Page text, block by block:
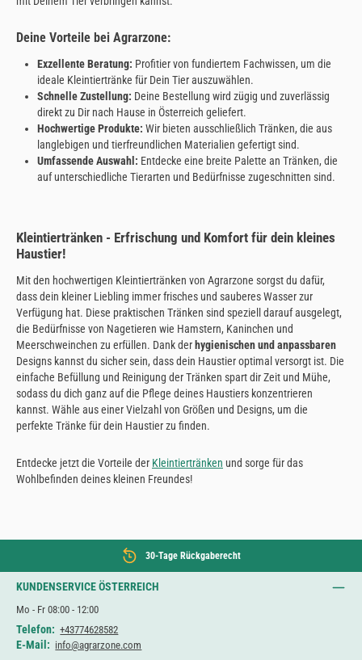
Deine Vorteile bei Agrarzone:
Exzellente Beratung: Profitier von fundiertem Fachwissen, um die
ideale Kleintiertränke für Dein Tier auszuwählen.
Schnelle Zustellung: Deine Bestellung wird zügig und zuverlässig
direkt zu Dir nach Hause in Österreich geliefert.
Hochwertige Produkte: Wir bieten ausschließlich Tränken, die aus
langlebigen und tierfreundlichen Materialien gefertigt sind.
Umfassende Auswahl: Entdecke eine breite Palette an Tränken, die
auf unterschiedliche Tierarten und Bedürfnisse zugeschnitten sind.
Kleintiertränken - Erfrischung und Komfort für dein kleines
Haustier!
Mit den hochwertigen Kleintiertränken von Agrarzone sorgst du dafür,
dass dein kleiner Liebling immer frisches und sauberes Wasser zur
Verfügung hat. Diese praktischen Tränken sind speziell darauf ausgelegt,
die Bedürfnisse von Nagetieren wie Hamstern, Kaninchen und
Meerschweinchen zu erfüllen. Dank der hygienischen und anpassbaren
Designs kannst du sicher sein, dass dein Haustier optimal versorgt ist. Die
einfache Befüllung und Reinigung der Tränken spart dir Zeit und Mühe,
sodass du dich ganz auf die Pflege deines Haustiers konzentrieren
kannst. Wähle aus einer Vielzahl von Größen und Designs, um die
perfekte Tränke für dein Haustier zu finden.
Entdecke jetzt die Vorteile der Kleintiertränken und sorge für das
Wohlbefinden deines kleinen Freundes!
30-Tage Rückgaberecht
KUNDENSERVICE ÖSTERREICH
Mo - Fr 08:00 - 12:00
Telefon: +43774628582
E-Mail: info@agrarzone.com